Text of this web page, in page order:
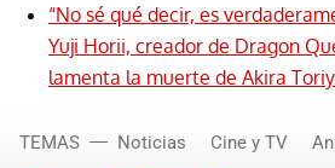
“No sé qué decir, es
Yuji Horii, creador de Dragon
lamenta la muerte de Akira
TEMAS Noticias Cine y TV